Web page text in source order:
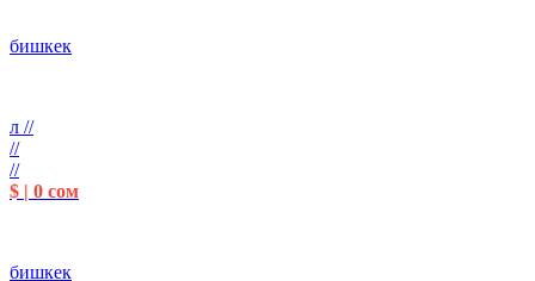
бишкек
л //
//
//
$ | 0 сом
бишкек